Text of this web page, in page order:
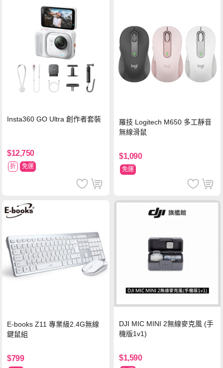
Insta360 GO Ultra 創作者套裝
$12,750
折 免運
羅技 Logitech M650 多工靜音
無線滑鼠
$1,090
免運
E-books Z11 專業級2.4G無線
鍵鼠組
$799
DJI MIC MINI 2無線麥克風 (手
機版1v1)
$1,590